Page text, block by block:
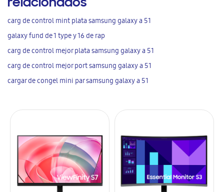
relacionados
carg de control mint plata samsung galaxy a 51
galaxy fund de 1 type y 16 de rap
carg de control mejor plata samsung galaxy a 51
carg de control mejor port samsung galaxy a 51
cargar de congel mini par samsung galaxy a 51